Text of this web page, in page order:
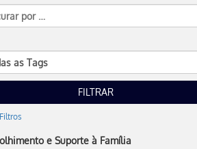
e Suporte à Família